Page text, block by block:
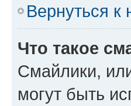
Вернуться к
Что такое
Смайлики,
могут быть